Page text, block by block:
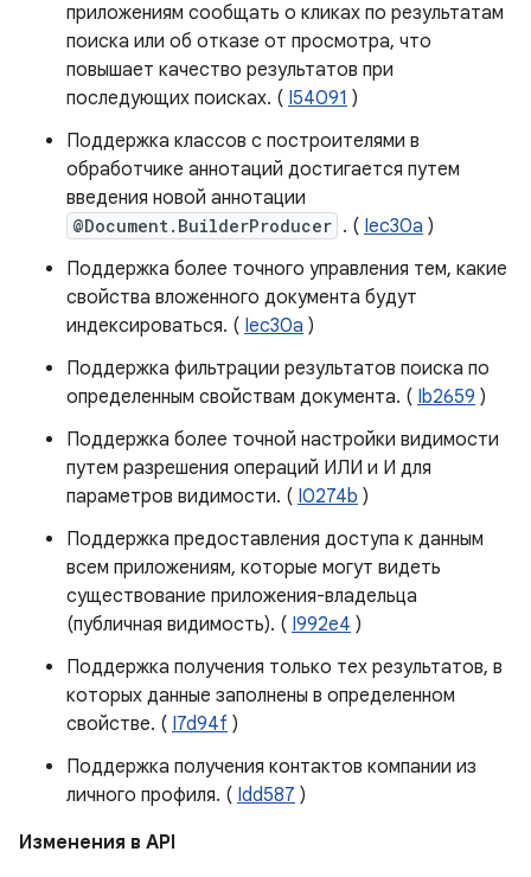
приложениям сообщать о кликах по результатам
поиска или об отказе от просмотра, что
повышает качество результатов при
последующих поисках. ( I54091 )
Поддержка классов с построителями в
обработчике аннотаций достигается путем
введения новой аннотации
@Document.BuilderProducer . ( Iec30a )
Поддержка более точного управления тем, какие
свойства вложенного документа будут
индексироваться. ( Iec30a )
Поддержка фильтрации результатов поиска по
определенным свойствам документа. ( Ib2659 )
Поддержка более точной настройки видимости
путем разрешения операций ИЛИ и И для
параметров видимости. ( I0274b )
Поддержка предоставления доступа к данным
всем приложениям, которые могут видеть
существование приложения-владельца
(публичная видимость). ( I992e4 )
Поддержка получения только тех результатов, в
которых данные заполнены в определенном
свойстве. ( I7d94f )
Поддержка получения контактов компании из
личного профиля. ( Idd587 )
Изменения в API